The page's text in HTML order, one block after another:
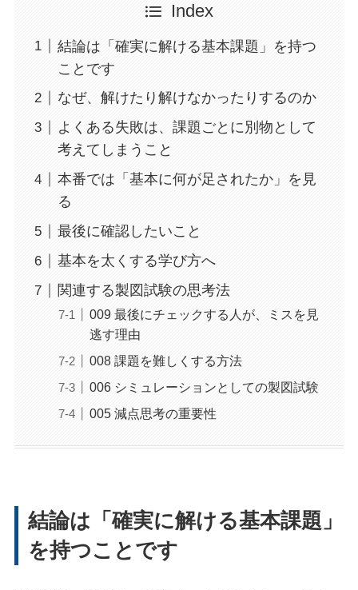
Index
結論は「確実に解ける基本課題」を持つ
ことです
なぜ、解けたり解けなかったりするのか
よくある失敗は、課題ごとに別物として
考えてしまうこと
本番では「基本に何が足されたか」を見
る
最後に確認したいこと
基本を太くする学び方へ
関連する製図試験の思考法
009 最後にチェックする人が、ミスを見
逃す理由
008 課題を難しくする方法
006 シミュレーションとしての製図試験
005 減点思考の重要性
結論は「確実に解ける基本課題」
を持つことです